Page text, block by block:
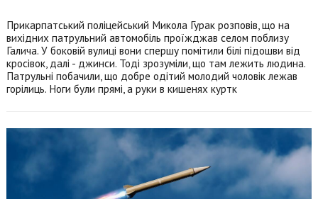
Прикарпатський поліцейський Микола Гурак розповів, що на
вихідних патрульний автомобіль проїжджав селом поблизу
Галича. У боковій вулиці вони спершу помітили білі підошви від
кросівок, далі - джинси. Тоді зрозуміли, що там лежить людина.
Патрульні побачили, що добре одітий молодий чоловік лежав
горілиць. Ноги були прямі, а руки в кишенях куртк